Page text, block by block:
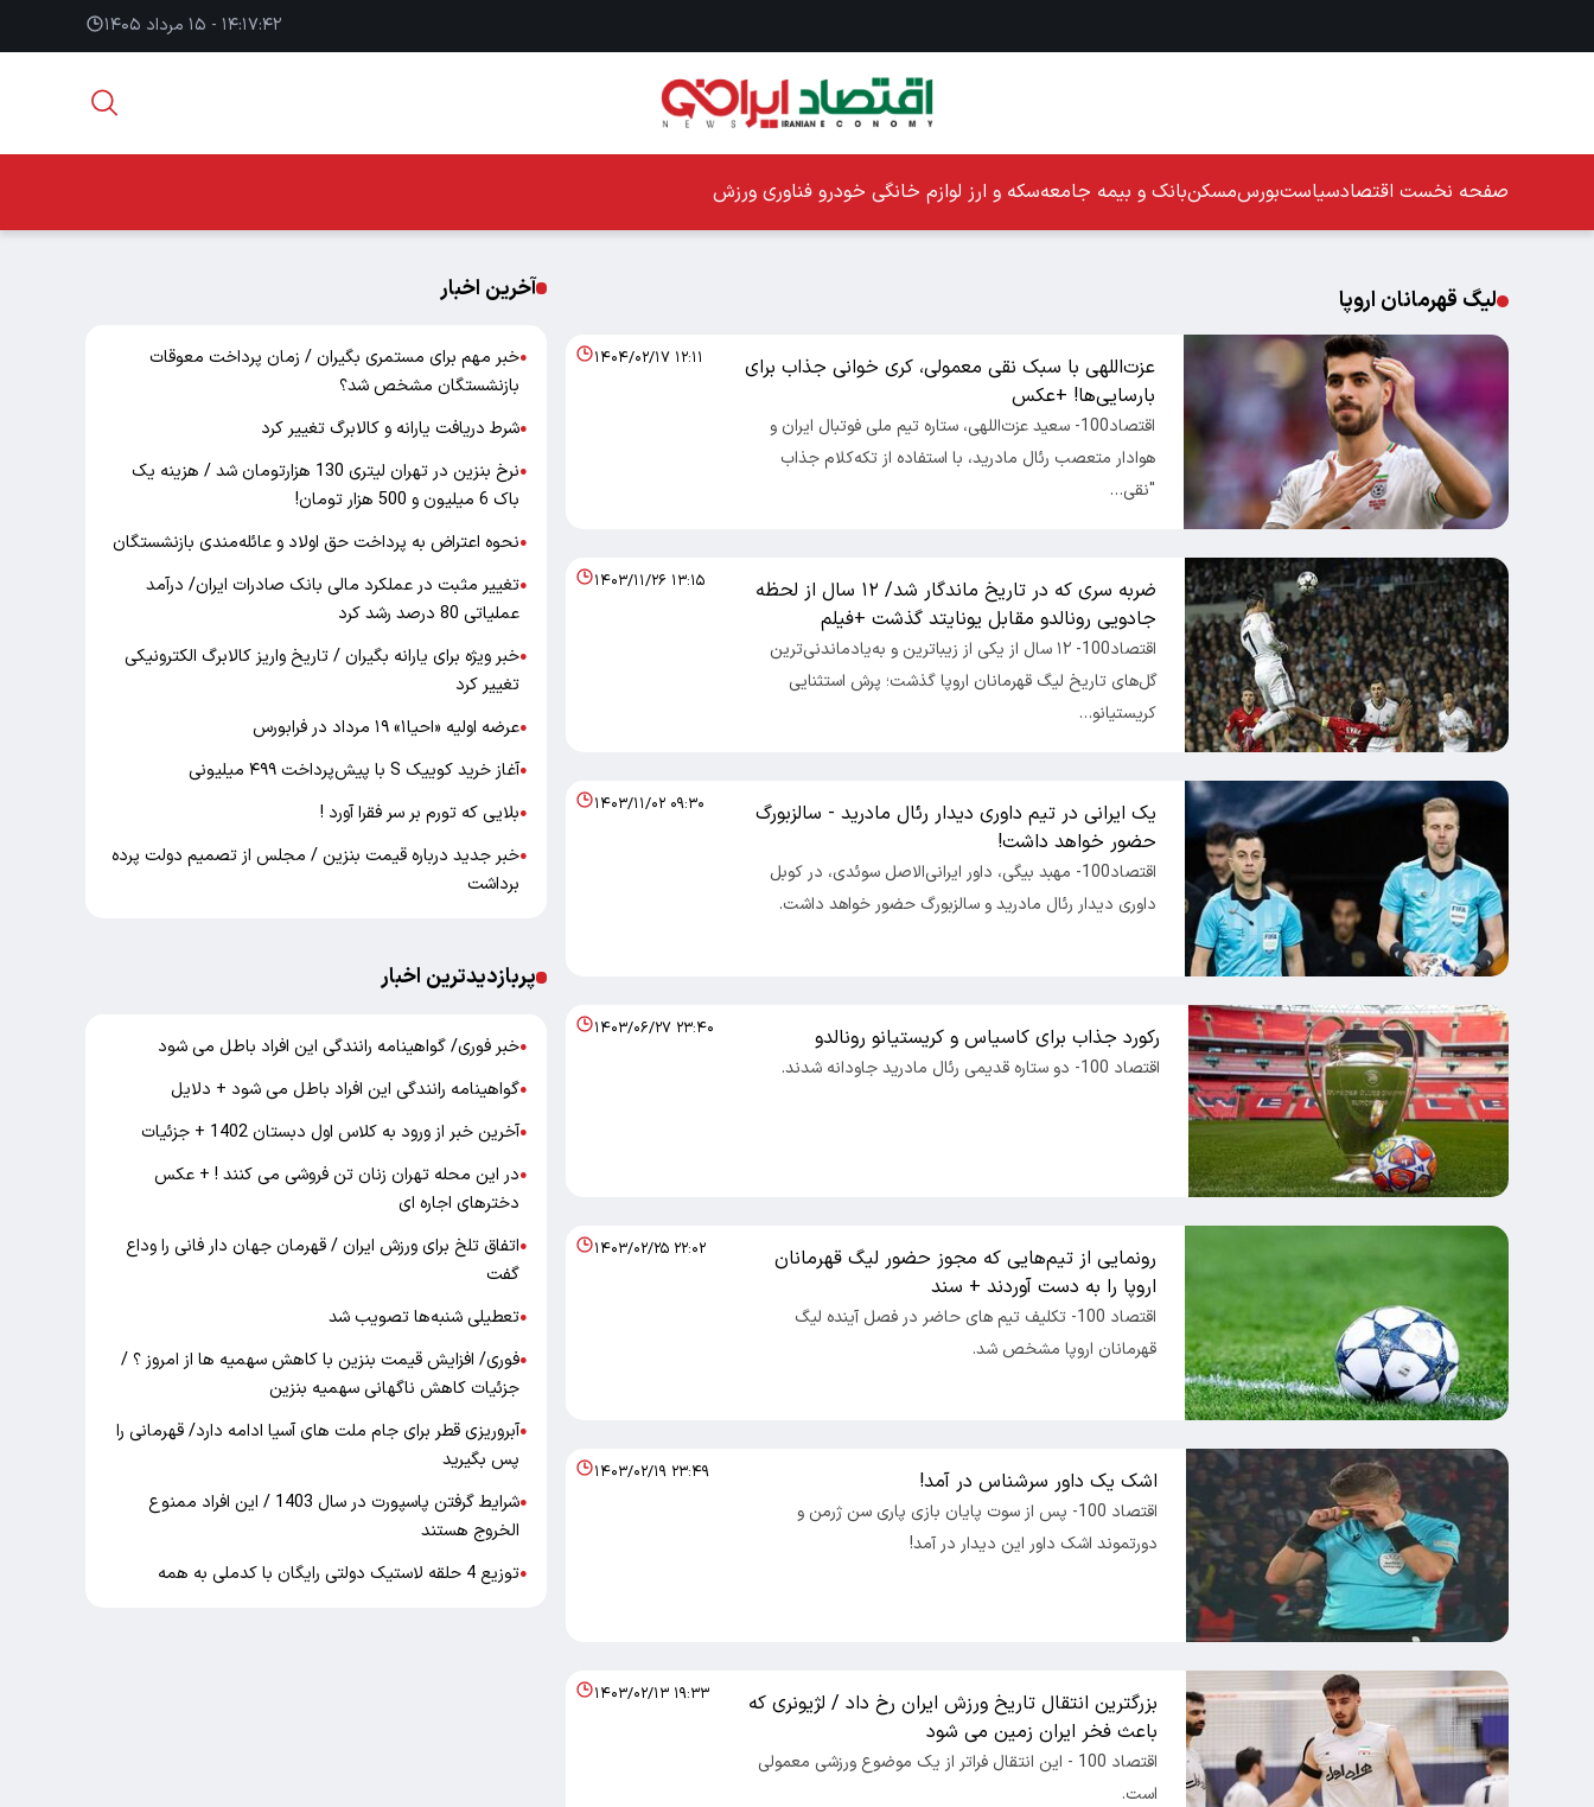
۱۴:۱۷:۴۲ - ۱۵ مرداد ۱۴۰۵
صفحه نخست اقتصادسیاستبورسمسکنبانک و بیمه جامعهسکه و ارز لوازم خانگی خودرو فناوری ورزش
لیگ قهرمانان اروپا
عزت‌اللهی با سبک نقی معمولی، کری خوانی جذاب برای
بارسایی‌ها! +عکس
اقتصاد100- سعید عزت‌اللهی، ستاره تیم ملی فوتبال ایران و
هوادار متعصب رئال مادرید، با استفاده از تکه‌کلام جذاب
"نقی…
۱۴۰۴/۰۲/۱۷ ۱۲:۱۱
ضربه سری که در تاریخ ماندگار شد/ ۱۲ سال از لحظه
جادویی رونالدو مقابل یونایتد گذشت +فیلم
اقتصاد100- ۱۲ سال از یکی از زیباترین و به‌یادماندنی‌ترین
گل‌های تاریخ لیگ قهرمانان اروپا گذشت؛ پرش استثنایی
کریستیانو…
۱۴۰۳/۱۱/۲۶ ۱۳:۱۵
یک ایرانی در تیم داوری دیدار رئال مادرید - سالزبورگ
حضور خواهد داشت!
اقتصاد100- مهبد بیگی، داور ایرانی‌الاصل سوئدی، در کوبل
داوری دیدار رئال مادرید و سالزبورگ حضور خواهد داشت.
۱۴۰۳/۱۱/۰۲ ۰۹:۳۰
رکورد جذاب برای کاسیاس و کریستیانو رونالدو
اقتصاد 100- دو ستاره قدیمی رئال مادرید جاودانه شدند.
۱۴۰۳/۰۶/۲۷ ۲۳:۴۰
رونمایی از تیم‌هایی که مجوز حضور لیگ قهرمانان
اروپا را به دست آوردند + سند
اقتصاد 100- تکلیف تیم های حاضر در فصل آینده لیگ
قهرمانان اروپا مشخص شد.
۱۴۰۳/۰۲/۲۵ ۲۲:۰۲
اشک یک داور سرشناس در آمد!
اقتصاد 100- پس از سوت پایان بازی پاری سن ژرمن و
دورتموند اشک داور این دیدار در آمد!
۱۴۰۳/۰۲/۱۹ ۲۳:۴۹
بزرگترین انتقال تاریخ ورزش ایران رخ داد / لژیونری که
باعث فخر ایران زمین می شود
اقتصاد 100 - این انتقال فراتر از یک موضوع ورزشی معمولی
است.
۱۴۰۳/۰۲/۱۳ ۱۹:۳۳
آخرین اخبار
●خبر مهم برای مستمری بگیران / زمان پرداخت معوقات
بازنشستگان مشخص شد؟
●شرط دریافت یارانه و کالابرگ تغییر کرد
●
نرخ بنزین در تهران لیتری 130 هزارتومان شد / هزینه یک
باک 6 میلیون و 500 هزار تومان!
●نحوه اعتراض به پرداخت حق اولاد و عائله‌مندی بازنشستگان
●تغییر مثبت در عملکرد مالی بانک صادرات ایران/ درآمد
عملیاتی 80 درصد رشد کرد
●خبر ویژه برای یارانه بگیران / تاریخ واریز کالابرگ الکترونیکی
تغییر کرد
●عرضه اولیه «احیا۱» ۱۹ مرداد در فرابورس
●آغاز خرید کوییک S با پیش‌پرداخت ۴۹۹ میلیونی
●بلایی که تورم بر سر فقرا آورد !
●خبر جدید درباره قیمت بنزین / مجلس از تصمیم دولت پرده
برداشت
پربازدیدترین اخبار
●خبر فوری/ گواهینامه رانندگی این افراد باطل می شود
●گواهینامه رانندگی این افراد باطل می شود + دلایل
●آخرین خبر از ورود به کلاس اول دبستان 1402 + جزئیات
●در این محله تهران زنان تن فروشی می کنند ! + عکس
دخترهای اجاره ای
●اتفاق تلخ برای ورزش ایران / قهرمان جهان دار فانی را وداع
گفت
●تعطیلی شنبه‌ها تصویب شد
●فوری/ افزایش قیمت بنزین با کاهش سهمیه ها از امروز ؟ /
جزئیات کاهش ناگهانی سهمیه بنزین
●آبروریزی قطر برای جام ملت های آسیا ادامه دارد/ قهرمانی را
پس بگیرید
●
شرایط گرفتن پاسپورت در سال 1403 / این افراد ممنوع
الخروج هستند
●توزیع 4 حلقه لاستیک دولتی رایگان با کدملی به همه